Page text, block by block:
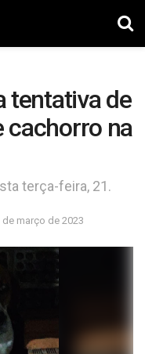
tentativa de
cachorro na
terça-feira, 21.
de março de 2023